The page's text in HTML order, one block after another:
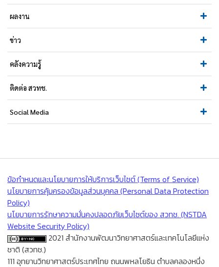
ผลงาน
ข่าว
คลังความรู้
ติดต่อ สวทช.
Social Media
ข้อกำหนดและนโยบายการให้บริการเว็บไซต์ (Terms of Service)
นโยบายการคุ้มครองข้อมูลส่วนบุคคล (Personal Data Protection
Policy)
นโยบายการรักษาความมั่นคงปลอดภัยเว็บไซต์ของ สวทช. (NSTDA
Website Security Policy)
2021 สำนักงานพัฒนาวิทยาศาสตร์และเทคโนโลยีแห่ง
ชาติ (สวทช.)
111 อุทยานวิทยาศาสตร์ประเทศไทย ถนนพหลโยธิน ตำบลคลองหนึ่ง